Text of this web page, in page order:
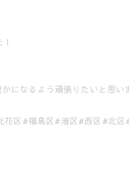
になるよう頑張りたいと思い
花区#福島区#港区#西区#北